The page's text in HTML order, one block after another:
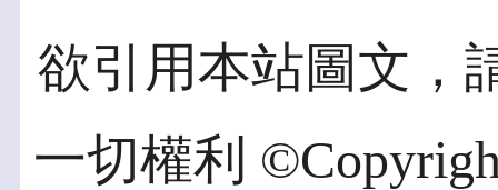
欲引用本站圖文，
一切權利